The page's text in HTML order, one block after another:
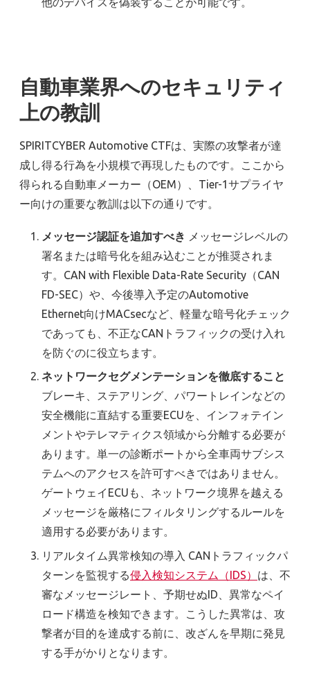
自動車業界へのセキュリティ
上の教訓
SPIRITCYBER Automotive CTFは、実際の攻撃者が達
成し得る行為を小規模で再現したものです。ここから
得られる自動車メーカー（OEM）、Tier-1サプライヤ
ー向けの重要な教訓は以下の通りです。
メッセージ認証を追加すべき メッセージレベルの
署名または暗号化を組み込むことが推奨されま
す。CAN with Flexible Data-Rate Security（CAN
FD-SEC）や、今後導入予定のAutomotive
Ethernet向けMACsecなど、軽量な暗号化チェック
であっても、不正なCANトラフィックの受け入れ
を防ぐのに役立ちます。
ネットワークセグメンテーションを徹底すること
ブレーキ、ステアリング、パワートレインなどの
安全機能に直結する重要ECUを、インフォテイン
メントやテレマティクス領域から分離する必要が
あります。単一の診断ポートから全車両サブシス
テムへのアクセスを許可すべきではありません。
ゲートウェイECUも、ネットワーク境界を越える
メッセージを厳格にフィルタリングするルールを
適用する必要があります。
リアルタイム異常検知の導入 CANトラフィックパ
ターンを監視する侵入検知システム（IDS） は、不
審なメッセージレート、予期せぬID、異常なペイ
ロード構造を検知できます。こうした異常は、攻
撃者が目的を達成する前に、改ざんを早期に発見
する手がかりとなります。